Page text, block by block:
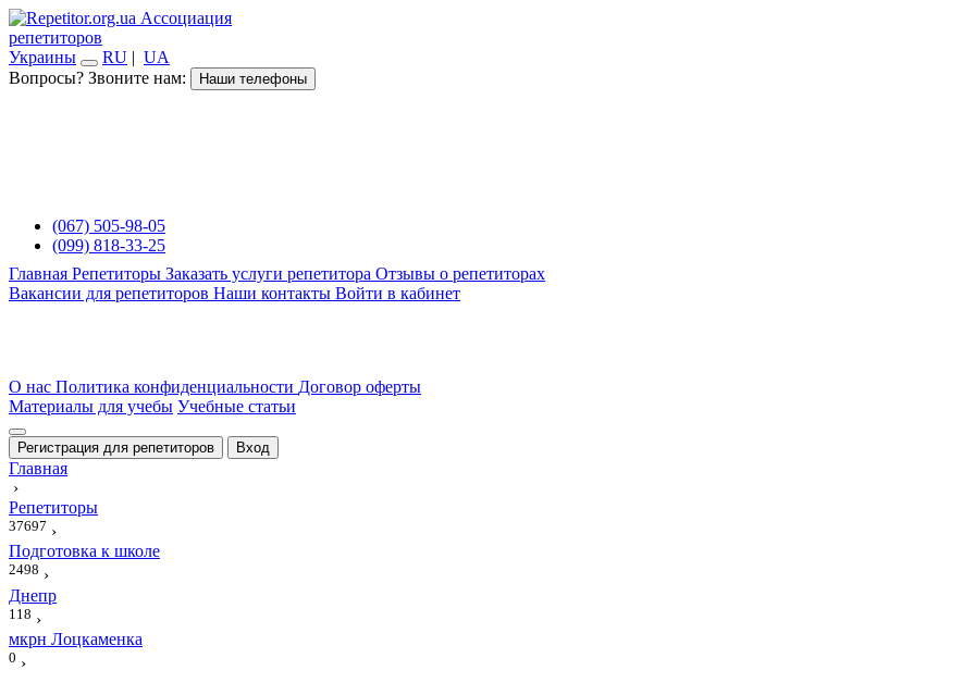
Ассоциация
репетиторов
Украины
RU | UA
Вопросы? Звоните нам:
Наши телефоны
(067) 505-98-05
(099) 818-33-25
Главная Репетиторы Заказать услуги репетитора Отзывы о репетиторах
Вакансии для репетиторов Наши контакты Войти в кабинет
О нас Политика конфиденциальности Договор оферты
Материалы для учебы Учебные статьи
Регистрация для репетиторов Вход
Главная
›
Репетиторы
37697 ›
Подготовка к школе
2498 ›
Днепр
118 ›
мкрн Лоцкаменка
0 ›